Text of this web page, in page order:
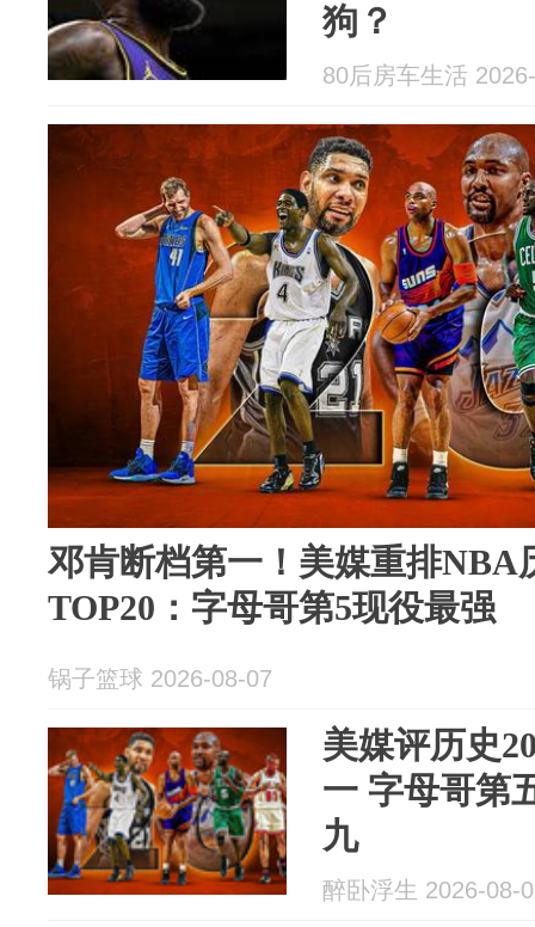
狗？
80后房车生活
邓肯断档第一！美媒重排NBA
TOP20：字母哥第5现役最强
锅子篮球 2026-08-07
美媒评历史
一 字母哥第
九
醉卧浮生 2026-08-